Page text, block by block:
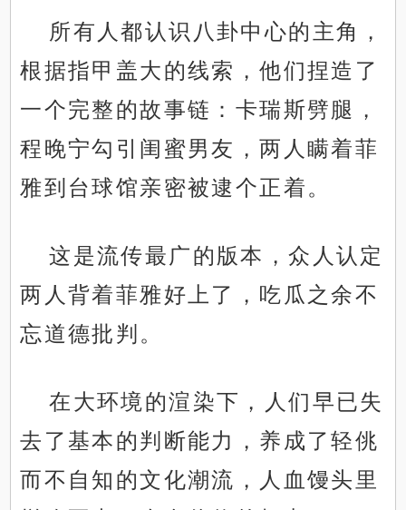
所有人都认识八卦中心的主角，
根据指甲盖大的线索，他们捏造了
一个完整的故事链：卡瑞斯劈腿，
程晚宁勾引闺蜜男友，两人瞒着菲
雅到台球馆亲密被逮个正着。
这是流传最广的版本，众人认定
两人背着菲雅好上了，吃瓜之余不
忘道德批判。
在大环境的渲染下，人们早已失
去了基本的判断能力，养成了轻佻
而不自知的文化潮流，人血馒头里